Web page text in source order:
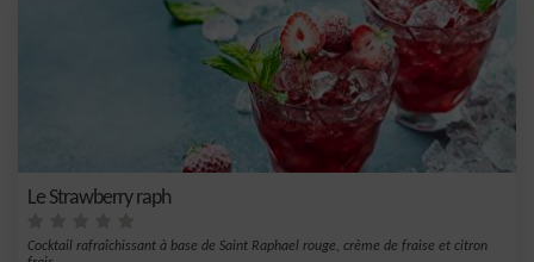
Le Strawberry raph
Cocktail rafraîchissant à base de Saint Raphael rouge, crème de fraise et citron